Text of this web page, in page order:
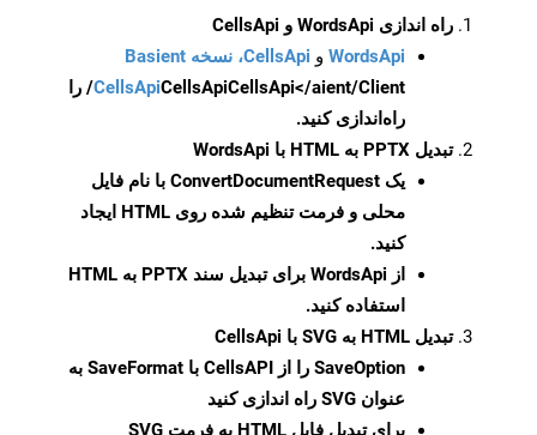
راه اندازی WordsApi و CellsApi
WordsApi و CellsApi، نسخه Basient
CellsApiCellsApi
CellsApi</aient/Client/ را
راه‌اندازی کنید.
تبدیل PPTX به HTML با WordsApi
یک ConvertDocumentRequest با نام فایل
محلی و فرمت تنظیم شده روی HTML ایجاد
کنید.
از WordsApi برای تبدیل سند PPTX به HTML
استفاده کنید.
تبدیل HTML به SVG با CellsApi
SaveOption
را از CellsAPI با SaveFormat به
عنوان SVG راه اندازی کنید
برای تبدیل فایل HTML به فرمت
SVG